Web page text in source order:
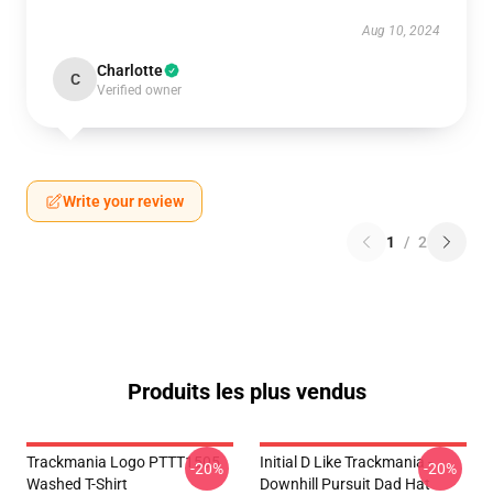
Aug 10, 2024
C Charlotte
Verified owner
Write your review
1 / 2
Produits les plus vendus
Trackmania Logo PTTT1505
Washed T-Shirt
-20%
Initial D Like Trackmania -
Downhill Pursuit Dad Hat
-20%